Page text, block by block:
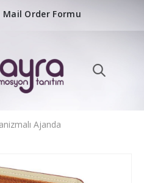
Mail Order Formu
Ajanda